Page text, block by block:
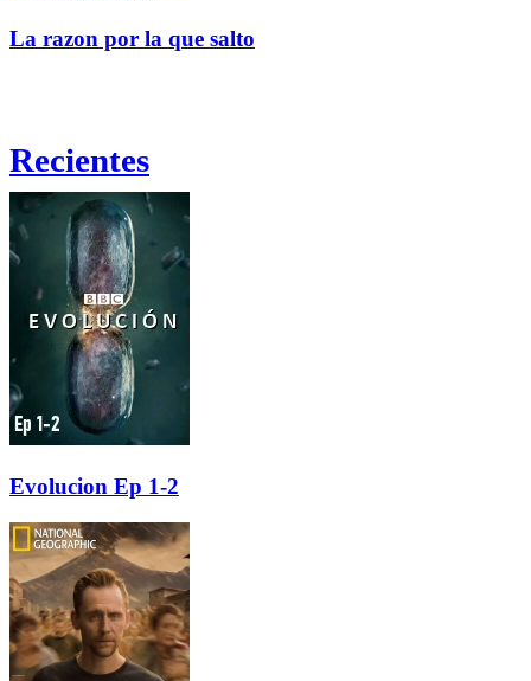
La razon por la que salto
Recientes
Evolucion Ep 1-2